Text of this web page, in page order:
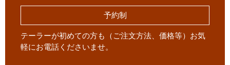
予約制
テーラーが初めての方も（ご注文方法、価格等）お気
軽にお電話くださいませ。